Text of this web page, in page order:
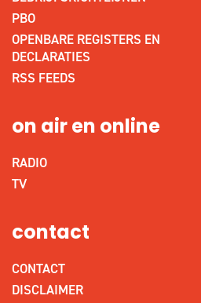
PBO
OPENBARE REGISTERS EN
DECLARATIES
RSS FEEDS
on air en online
RADIO
TV
contact
CONTACT
DISCLAIMER